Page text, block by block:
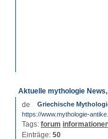
Aktuelle mythologie
Griechische
https://www.mythologie-
Tags: forum
Einträge: 50